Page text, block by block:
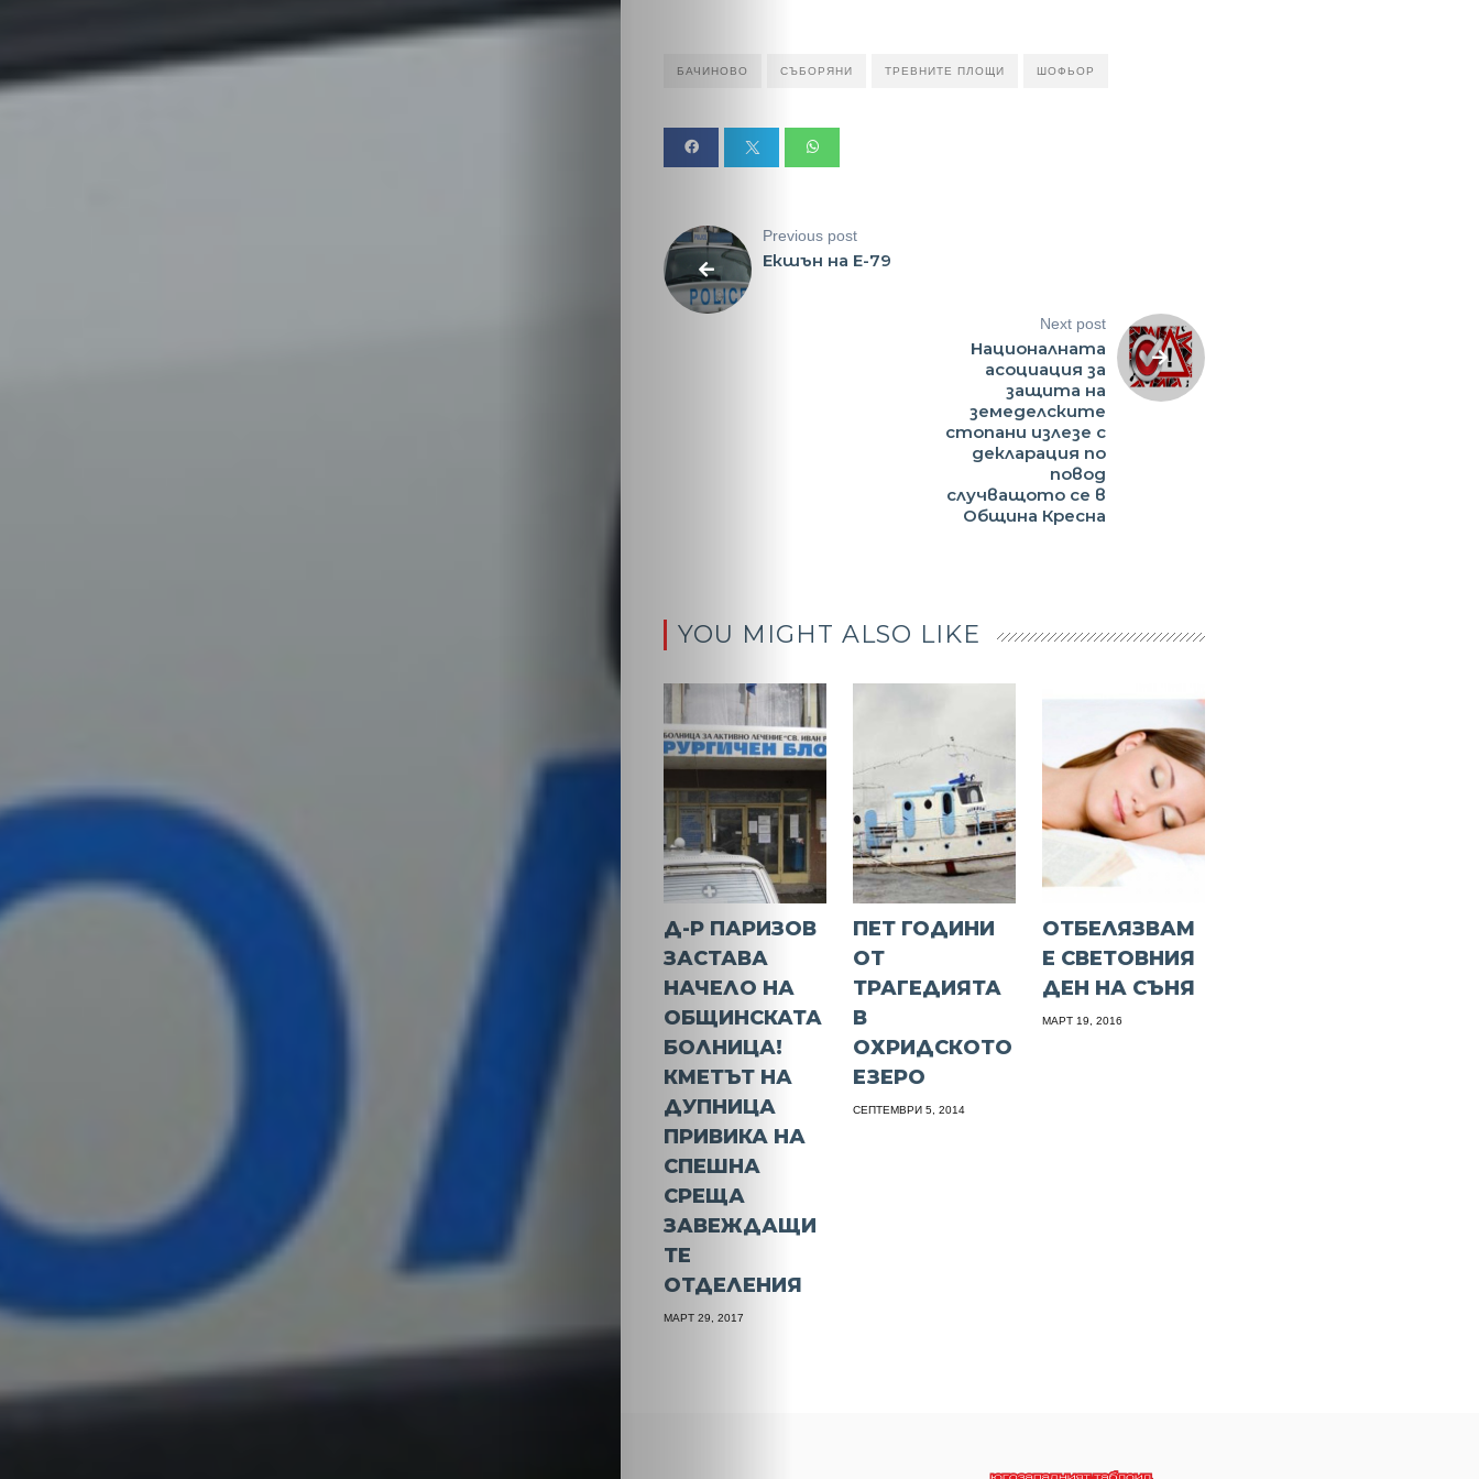
БАЧИНОВО СЪБОРЯНИ ТРЕВНИТЕ ПЛОЩИ ШОФЬОР
Previous post
Екшън на Е-79
Next post
Националната
асоциация за
защита на
земеделските
стопани излезе с
декларация по
повод
случващото се в
Община Кресна
YOU MIGHT ALSO LIKE
Д-Р ПАРИЗОВ
ЗАСТАВА
НАЧЕЛО НА
ОБЩИНСКАТА
БОЛНИЦА!
КМЕТЪТ НА
ДУПНИЦА
ПРИВИКА НА
СПЕШНА
СРЕЩА
ЗАВЕЖДАЩИ
ТЕ
ОТДЕЛЕНИЯ
МАРТ 29, 2017
ПЕТ ГОДИНИ
ОТ
ТРАГЕДИЯТА
В
ОХРИДСКОТО
ЕЗЕРО
СЕПТЕМВРИ 5, 2014
ОТБЕЛЯЗВАМ
Е СВЕТОВНИЯ
ДЕН НА СЪНЯ
МАРТ 19, 2016